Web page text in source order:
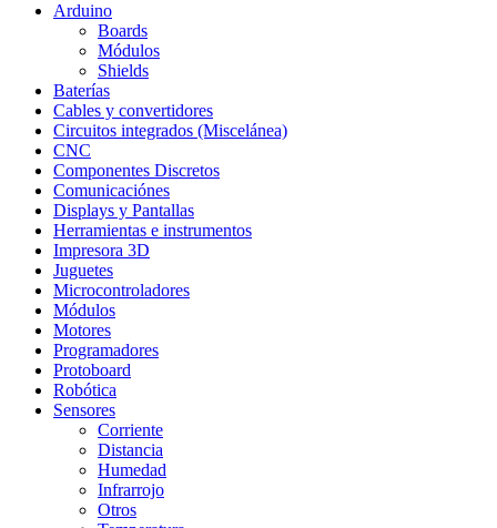
Arduino
Boards
Módulos
Shields
Baterías
Cables y convertidores
Circuitos integrados (Miscelánea)
CNC
Componentes Discretos
Comunicaciónes
Displays y Pantallas
Herramientas e instrumentos
Impresora 3D
Juguetes
Microcontroladores
Módulos
Motores
Programadores
Protoboard
Robótica
Sensores
Corriente
Distancia
Humedad
Infrarrojo
Otros